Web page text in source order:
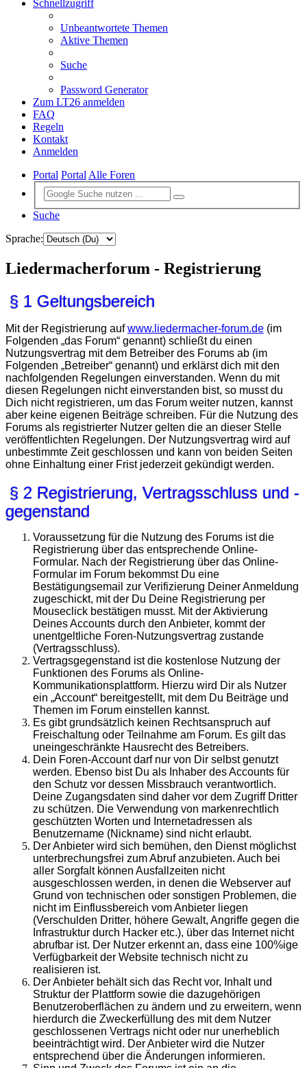
Schnellzugriff
Unbeantwortete Themen
Aktive Themen
Suche
Password Generator
Zum LT26 anmelden
FAQ
Regeln
Kontakt
Anmelden
Portal PortalAlle Foren
Suche
Sprache:
Liedermacherforum - Registrierung
§ 1 Geltungsbereich
Mit der Registrierung aufwww.liedermacher-forum.de (im
Folgenden „das Forum“ genannt) schließt du einen
Nutzungsvertrag mit dem Betreiber des Forums ab (im
Folgenden „Betreiber“ genannt) und erklärst dich mit den
nachfolgenden Regelungen einverstanden. Wenn du mit
diesen Regelungen nicht einverstanden bist, so musst du
Dich nicht registrieren, um das Forum weiter nutzen, kannst
aber keine eigenen Beiträge schreiben. Für die Nutzung des
Forums als registrierter Nutzer gelten die an dieser Stelle
veröffentlichten Regelungen. Der Nutzungsvertrag wird auf
unbestimmte Zeit geschlossen und kann von beiden Seiten
ohne Einhaltung einer Frist jederzeit gekündigt werden.
§ 2 Registrierung, Vertragsschluss und -
gegenstand
Voraussetzung für die Nutzung des Forums ist die
Registrierung über das entsprechende Online-
Formular. Nach der Registrierung über das Online-
Formular im Forum bekommst Du eine
Bestätigungsemail zur Verifizierung Deiner Anmeldung
zugeschickt, mit der Du Deine Registrierung per
Mouseclick bestätigen musst. Mit der Aktivierung
Deines Accounts durch den Anbieter, kommt der
unentgeltliche Foren-Nutzungsvertrag zustande
(Vertragsschluss).
Vertragsgegenstand ist die kostenlose Nutzung der
Funktionen des Forums als Online-
Kommunikationsplattform. Hierzu wird Dir als Nutzer
ein „Account“ bereitgestellt, mit dem Du Beiträge und
Themen im Forum einstellen kannst.
Es gibt grundsätzlich keinen Rechtsanspruch auf
Freischaltung oder Teilnahme am Forum. Es gilt das
uneingeschränkte Hausrecht des Betreibers.
Dein Foren-Account darf nur von Dir selbst genutzt
werden. Ebenso bist Du als Inhaber des Accounts für
den Schutz vor dessen Missbrauch verantwortlich.
Deine Zugangsdaten sind daher vor dem Zugriff Dritter
zu schützen. Die Verwendung von markenrechtlich
geschützten Worten und Internetadressen als
Benutzername (Nickname) sind nicht erlaubt.
Der Anbieter wird sich bemühen, den Dienst möglichst
unterbrechungsfrei zum Abruf anzubieten. Auch bei
aller Sorgfalt können Ausfallzeiten nicht
ausgeschlossen werden, in denen die Webserver auf
Grund von technischen oder sonstigen Problemen, die
nicht im Einflussbereich vom Anbieter liegen
(Verschulden Dritter, höhere Gewalt, Angriffe gegen die
Infrastruktur durch Hacker etc.), über das Internet nicht
abrufbar ist. Der Nutzer erkennt an, dass eine 100%ige
Verfügbarkeit der Website technisch nicht zu
realisieren ist.
Der Anbieter behält sich das Recht vor, Inhalt und
Struktur der Plattform sowie die dazugehörigen
Benutzeroberflächen zu ändern und zu erweitern, wenn
hierdurch die Zweckerfüllung des mit dem Nutzer
geschlossenen Vertrags nicht oder nur unerheblich
beeinträchtigt wird. Der Anbieter wird die Nutzer
entsprechend über die Änderungen informieren.